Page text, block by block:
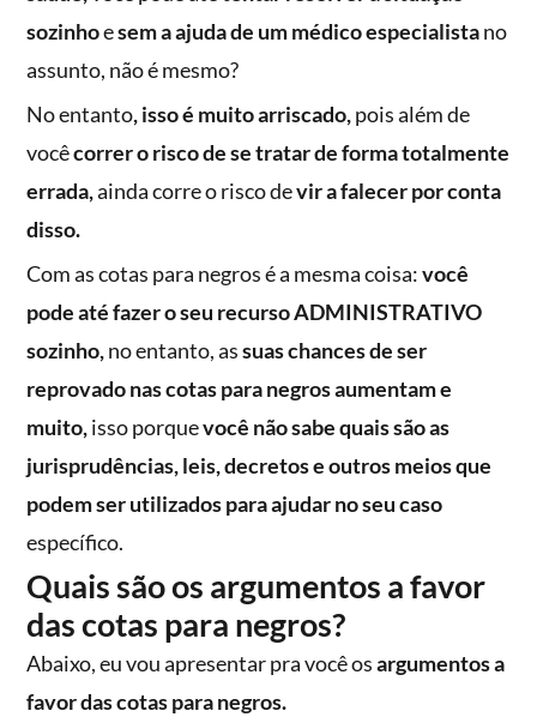
sozinhoesem a ajuda de um médico especialistano
assunto, não é mesmo?
No entanto, isso é muito arriscado,pois além de
vocêcorrer o risco de se tratar de forma totalmente
errada,ainda corre o risco devir a falecer por conta
disso.
Com as cotas para negros é a mesma coisa:você
pode até fazer o seu recurso ADMINISTRATIVO
sozinho,no entanto, assuas chances de ser
reprovado nas cotas para negros aumentam e
muito,isso porquevocê não sabe quais são as
jurisprudências, leis, decretos e outros meios que
podem ser utilizados para ajudar no seu caso
específico.
Quais são os argumentos a favor
das cotas para negros?
Abaixo, eu vou apresentar pra você osargumentos a
favor das cotas para negros.